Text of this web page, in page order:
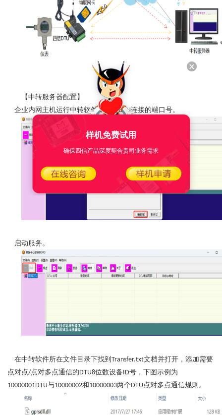
【中转服务器配置】
企业内网主机运行中转软件，配置DTU连接的端口号。
启动服务。
在中转软件所在文件目录下找到 Transfer.txt文档并打开，添加需要
点对点/点对多点通信的 DTU8位数设备 ID号，下图示例为
10000001DTU与10000002和 10000003两个 DTU 点对多点通信规则。
样机免费试用
确保四信产品深度契合贵司业务需求